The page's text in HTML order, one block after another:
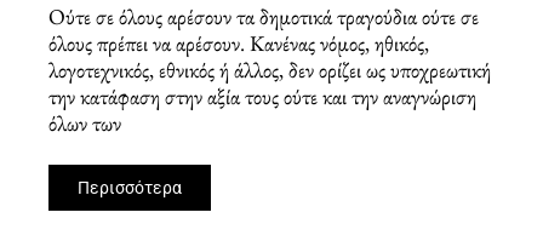
Ούτε σε όλους αρέσουν τα δημοτικά τραγούδια ούτε σε
όλους πρέπει να αρέσουν. Κανένας νόμος, ηθικός,
λογοτεχνικός, εθνικός ή άλλος, δεν ορίζει ως υποχρεωτική
την κατάφαση στην αξία τους ούτε και την αναγνώριση
όλων των
Περισσότερα